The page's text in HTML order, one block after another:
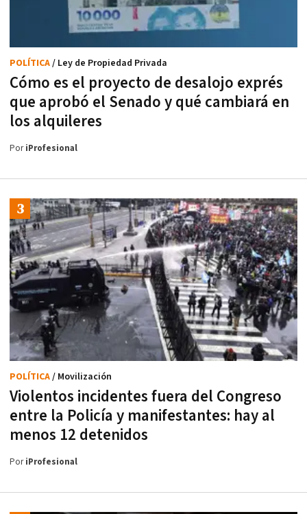
Cómo es el proyecto de desalojo exprés
que aprobó el Senado y qué cambiará en
los alquileres
POLÍTICA/ Ley de Propiedad Privada
PoriProfesional
Violentos incidentes fuera del Congreso
entre la Policía y manifestantes: hay al
menos 12 detenidos
POLÍTICA/ Movilización
PoriProfesional